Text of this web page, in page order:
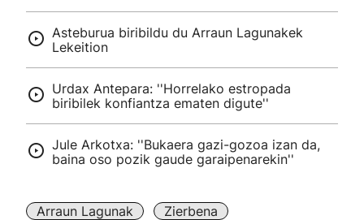
Asteburua biribildu du Arraun Lagunakek
Lekeition
Urdax Antepara: ''Horrelako estropada
biribilek konfiantza ematen digute''
Jule Arkotxa: ''Bukaera gazi-gozoa izan da,
baina oso pozik gaude garaipenarekin''
Arraun Lagunak
Zierbena